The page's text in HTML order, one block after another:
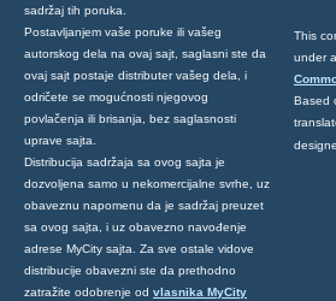
sadržaj tih poruka.
Postavljanjem vaše poruke ili vašeg
autorskog dela na ovaj sajt, saglasni ste da
ovaj sajt postaje distributer vašeg dela, i
odričete se mogućnosti njegovog
povlačenja ili brisanja, bez saglasnosti
uprave sajta.
Distribucija sadržaja sa ovog sajta je
dozvoljena samo u nekomercijalne svrhe, uz
obaveznu napomenu da je sadržaj preuzet
sa ovog sajta, i uz obavezno navođenje
adrese MyCity sajta. Za sve ostale vidove
distribucije obavezni ste da prethodno
zatražite odobrenje od vlasnika MyCity
This
under a
Based